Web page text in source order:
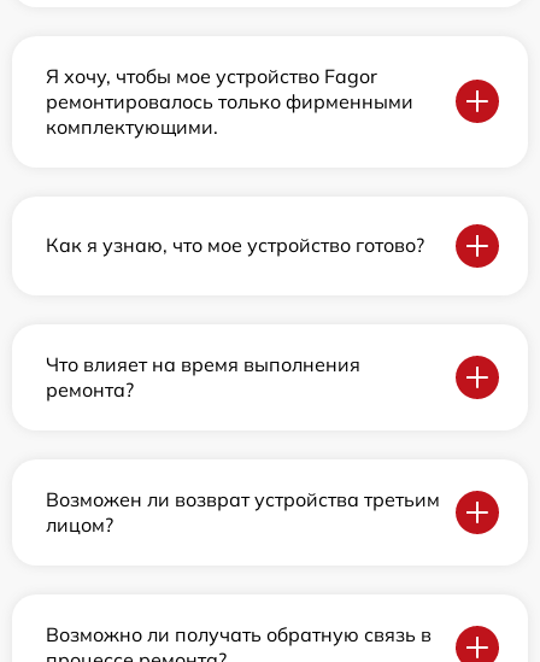
Я хочу, чтобы мое устройство Fagor
ремонтировалось только фирменными
комплектующими.
Как я узнаю, что мое устройство готово?
Что влияет на время выполнения
ремонта?
Возможен ли возврат устройства третьим
лицом?
Возможно ли получать обратную связь в